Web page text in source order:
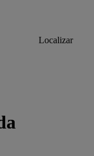
Localizar